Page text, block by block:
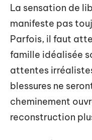
La sensation de
manifeste pas
Parfois, il faut
famille idéalisée
attentes
blessures ne
cheminement
reconstruction